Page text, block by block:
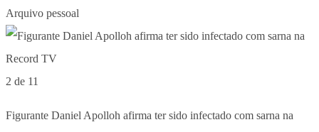
Arquivo pessoal
2 de 11
Figurante Daniel Apolloh afirma ter sido infectado com sarna na